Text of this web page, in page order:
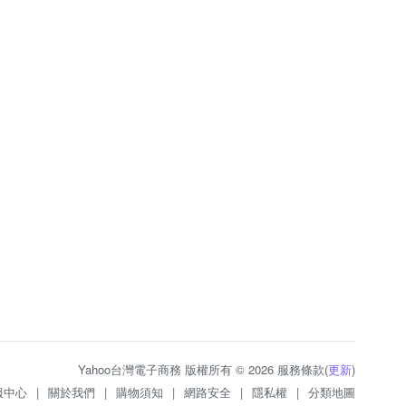
Yahoo台灣電子商務 版權所有 © 2026 服務條款(更新)
中心 | 關於我們 | 購物須知 | 網路安全 | 隱私權 | 分類地圖